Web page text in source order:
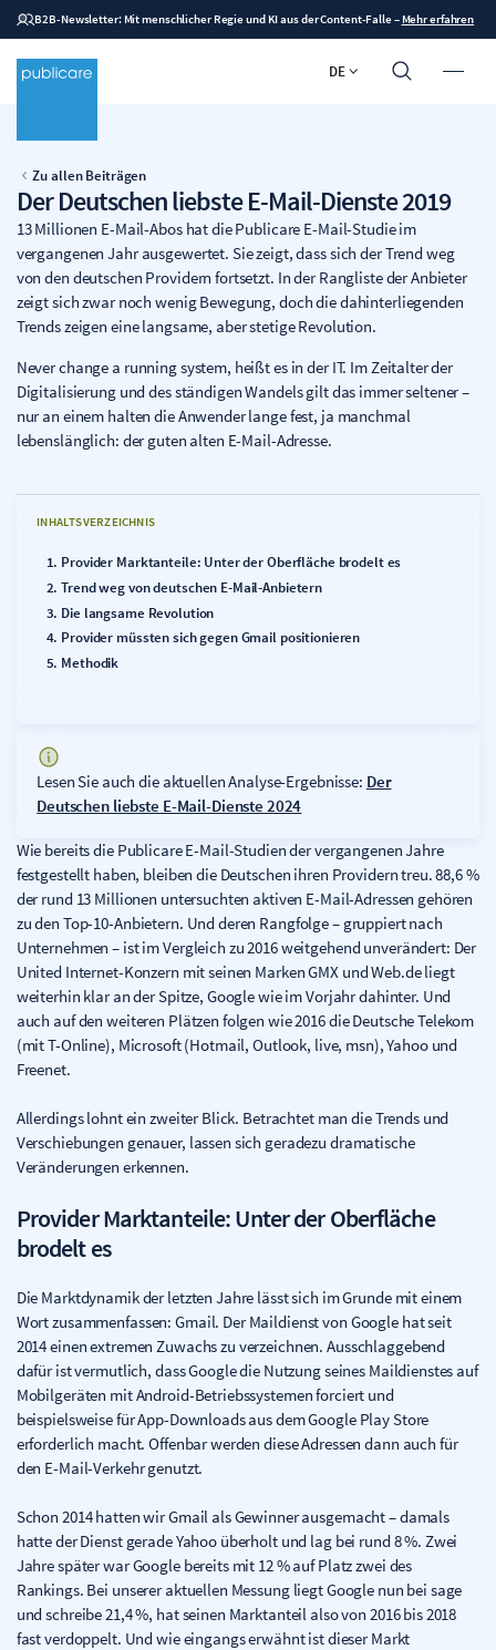
B2B-Newsletter: Mit menschlicher Regie und KI aus der Content-Falle– Mehr erfahren
DE
Zu allen Beiträgen
Der Deutschen liebste E-Mail-Dienste 2019
13 Millionen E-Mail-Abos hat die Publicare E-Mail-Studie im
vergangenen Jahr ausgewertet. Sie zeigt, dass sich der Trend weg
von den deutschen Providern fortsetzt. In der Rangliste der Anbieter
zeigt sich zwar noch wenig Bewegung, doch die dahinterliegenden
Trends zeigen eine langsame, aber stetige Revolution.
Never change a running system, heißt es in der IT. Im Zeitalter der
Digitalisierung und des ständigen Wandels gilt das immer seltener –
nur an einem halten die Anwender lange fest, ja manchmal
lebenslänglich: der guten alten E-Mail-Adresse.
Lesen Sie auch die aktuellen Analyse-Ergebnisse: Der
Deutschen liebste E-Mail-Dienste 2024
Wie bereits die Publicare E-Mail-Studien der vergangenen Jahre
festgestellt haben, bleiben die Deutschen ihren Providern treu. 88,6 %
der rund 13 Millionen untersuchten aktiven E-Mail-Adressen gehören
zu den Top-10-Anbietern. Und deren Rangfolge – gruppiert nach
Unternehmen – ist im Vergleich zu 2016 weitgehend unverändert: Der
United Internet-Konzern mit seinen Marken GMX und Web.de liegt
weiterhin klar an der Spitze, Google wie im Vorjahr dahinter. Und
auch auf den weiteren Plätzen folgen wie 2016 die Deutsche Telekom
(mit T-Online), Microsoft (Hotmail, Outlook, live, msn), Yahoo und
Freenet.
Allerdings lohnt ein zweiter Blick. Betrachtet man die Trends und
Verschiebungen genauer, lassen sich geradezu dramatische
Veränderungen erkennen.
Provider Marktanteile: Unter der Oberfläche
brodelt es
Die Marktdynamik der letzten Jahre lässt sich im Grunde mit einem
Wort zusammenfassen: Gmail. Der Maildienst von Google hat seit
2014 einen extremen Zuwachs zu verzeichnen. Ausschlaggebend
dafür ist vermutlich, dass Google die Nutzung seines Maildienstes auf
Mobilgeräten mit Android-Betriebssystemen forciert und
beispielsweise für App-Downloads aus dem Google Play Store
erforderlich macht. Offenbar werden diese Adressen dann auch für
den E-Mail-Verkehr genutzt.
Schon 2014 hatten wir Gmail als Gewinner ausgemacht – damals
hatte der Dienst gerade Yahoo überholt und lag bei rund 8 %. Zwei
Jahre später war Google bereits mit 12 % auf Platz zwei des
Rankings. Bei unserer aktuellen Messung liegt Google nun bei sage
und schreibe 21,4 %, hat seinen Marktanteil also von 2016 bis 2018
fast verdoppelt. Und wie eingangs erwähnt ist dieser Markt
INHALTSVERZEICHNIS
Provider Marktanteile: Unter der Oberfläche brodelt es
Trend weg von deutschen E-Mail-Anbietern
Die langsame Revolution
Provider müssten sich gegen Gmail positionieren
Methodik